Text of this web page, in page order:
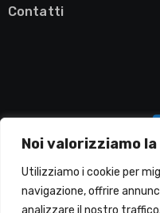
Noi valorizziamo
Utilizziamo i cookie per
navigazione, offrire
analizzare il nostro
Contatti